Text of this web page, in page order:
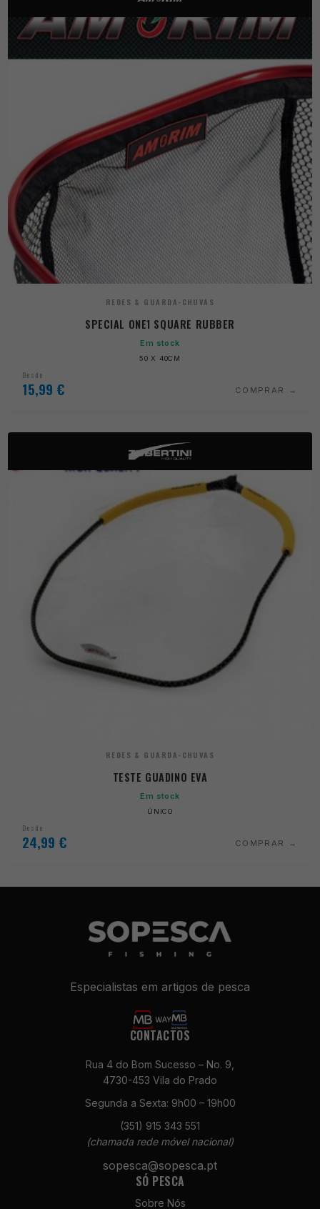
REDES & GUARDA-CHUVAS
SPECIAL ONE1 SQUARE RUBBER
Em stock
50 X 40CM
Desde
15,99 € COMPRAR
REDES & GUARDA-CHUVAS
TESTE GUADINO EVA
Em stock
ÚNICO
Desde
24,99 € COMPRAR
Especialistas em artigos de pesca
CONTACTOS
Rua 4 do Bom Sucesso – No. 9,
4730-453 Vila do Prado
Segunda a Sexta: 9h00 – 19h00
(351) 915 343 551
(chamada rede móvel nacional)
sopesca@sopesca.pt
SÓ PESCA
Sobre Nós